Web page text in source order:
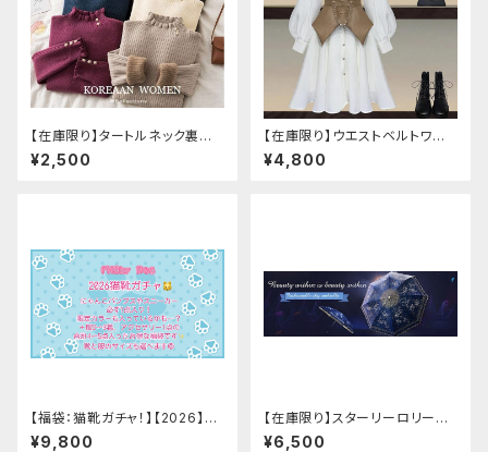
【在庫限り】タートルネック裏起
毛セーター
¥2,500
【在庫限り】ウエストベルトワン
ピースセットアップ（Mサイズ
¥4,800
【福袋：猫靴ガチャ！】【2026】Mi
lky Rag 福袋
¥9,800
【在庫限り】スターリーロリータ
アンブレラ
¥6,500